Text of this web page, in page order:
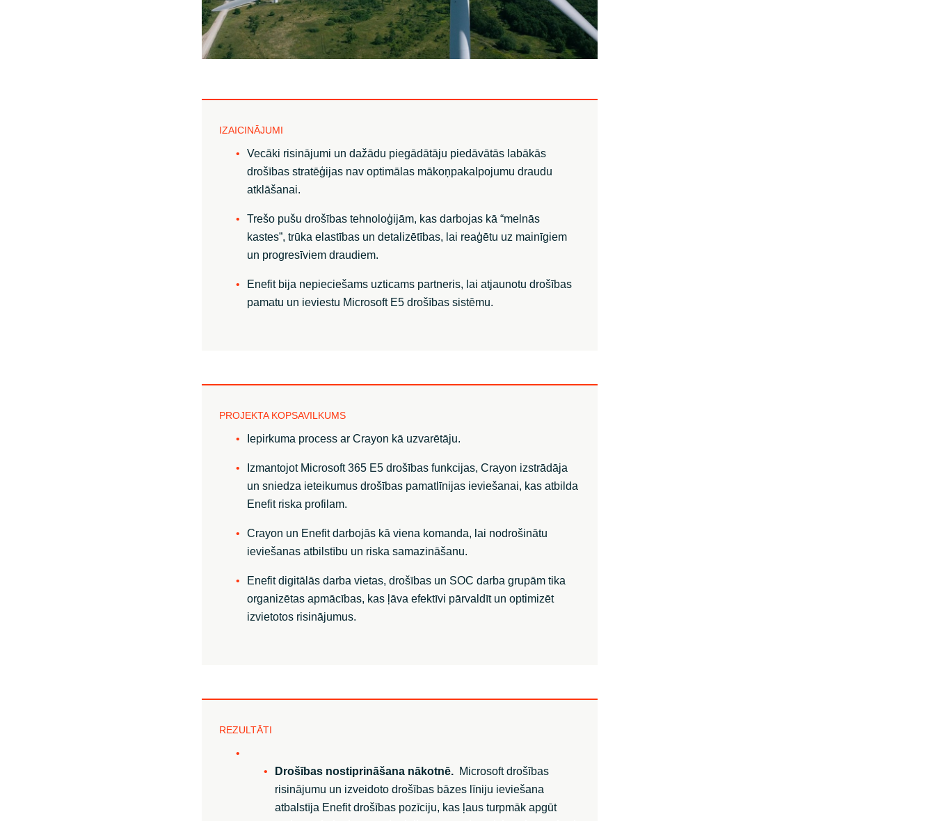
Sri Lanka Sweden
IZAICINĀJUMI
Vecāki risinājumi un dažādu piegādātāju piedāvātās labākās
drošības stratēģijas nav optimālas mākoņpakalpojumu draudu
atklāšanai.
Trešo pušu drošības tehnoloģijām, kas darbojas kā “melnās
kastes”, trūka elastības un detalizētības, lai reaģētu uz mainīgiem
un progresīviem draudiem.
Enefit bija nepieciešams uzticams partneris, lai atjaunotu drošības
pamatu un ieviestu Microsoft E5 drošības sistēmu.
PROJEKTA KOPSAVILKUMS
Iepirkuma process ar Crayon kā uzvarētāju.
Izmantojot Microsoft 365 E5 drošības funkcijas, Crayon izstrādāja
un sniedza ieteikumus drošības pamatlīnijas ieviešanai, kas atbilda
Enefit riska profilam.
Crayon un Enefit darbojās kā viena komanda, lai nodrošinātu
ieviešanas atbilstību un riska samazināšanu.
Enefit digitālās darba vietas, drošības un SOC darba grupām tika
organizētas apmācības, kas ļāva efektīvi pārvaldīt un optimizēt
izvietotos risinājumus.
REZULTĀTI
Drošības nostiprināšana nākotnē. Microsoft drošības
risinājumu un izveidoto drošības bāzes līniju ieviešana
atbalstīja Enefit drošības pozīciju, kas ļaus turpmāk apgūt